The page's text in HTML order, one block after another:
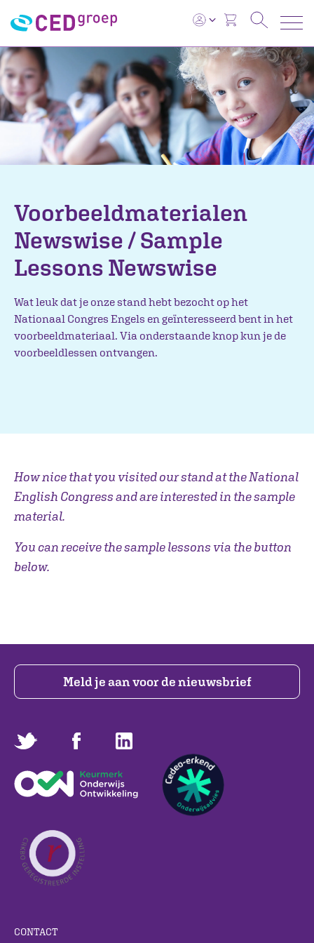
Voorbeeldmaterialen
Newswise / Sample
Lessons Newswise
Wat leuk dat je onze stand hebt bezocht op het
Nationaal Congres Engels en geïnteresseerd bent in het
voorbeeldmateriaal. Via onderstaande knop kun je de
voorbeeldlessen ontvangen.
How nice that you visited our stand at the National
English Congress and are interested in the sample
material.
You can receive the sample lessons via the button
below.
Meld je aan voor de nieuwsbrief
CONTACT